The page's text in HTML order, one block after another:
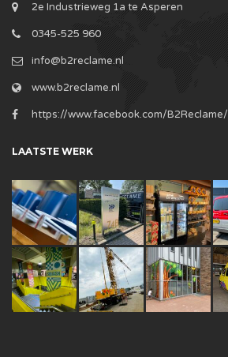
2e Industrieweg 1a te Asperen
0345-525 960
info@b2reclame.nl
www.b2reclame.nl
https://www.facebook.com/B2Reclame/
LAATSTE WERK